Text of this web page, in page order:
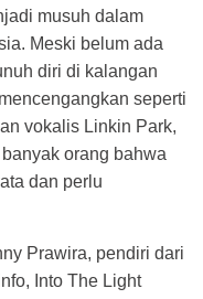
musuh dalam
Meski belum ada
diri di kalangan
seperti
vokalis Linkin Park,
orang bahwa
dan perlu
Prawira, pendiri dari
Into The Light